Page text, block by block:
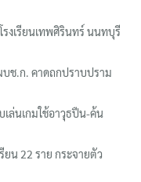
รงเรียนเทพศิรินทร์ นนทบุรี
ช.ก. คาดถกปราบปราม
ล่นเกมใช้อาวุธปืน-ค้น
ยน 22 ราย กระจายตัว